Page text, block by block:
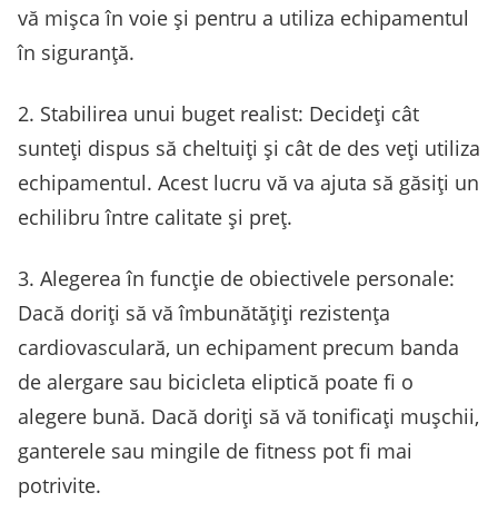
vă mișca în voie și pentru a utiliza echipamentul
în siguranță.
2. Stabilirea unui buget realist: Decideți cât
sunteți dispus să cheltuiți și cât de des veți utiliza
echipamentul. Acest lucru vă va ajuta să găsiți un
echilibru între calitate și preț.
3. Alegerea în funcție de obiectivele personale:
Dacă doriți să vă îmbunătățiți rezistența
cardiovasculară, un echipament precum banda
de alergare sau bicicleta eliptică poate fi o
alegere bună. Dacă doriți să vă tonificați mușchii,
ganterele sau mingile de fitness pot fi mai
potrivite.